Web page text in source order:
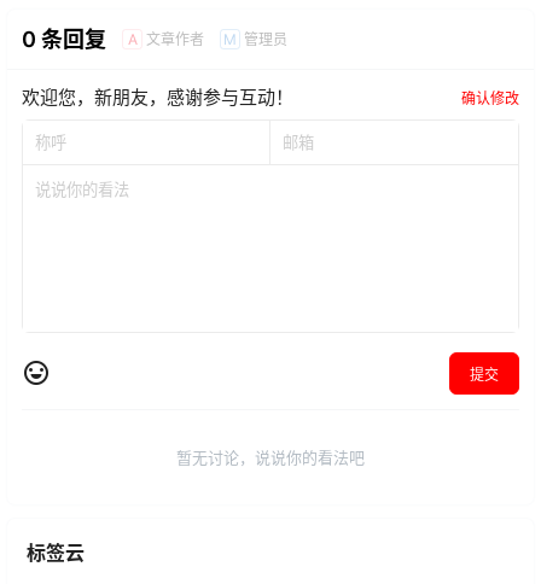
0 条回复 A 文章作者 M 管理员
欢迎您，新朋友，感谢参与互动！ 确认修改
提交
暂无讨论，说说你的看法吧
标签云